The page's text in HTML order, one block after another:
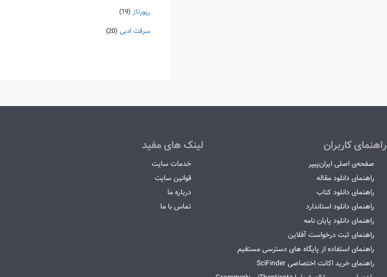
رپورتاژ (19)
سرقت ادبی (20)
راهنمای کاربران
صفحه‌ی اصلی ایران‌پیپر
راهنمای دانلود مقاله
راهنمای دانلود کتاب
راهنمای دانلود استاندارد
راهنمای دانلود پایان نامه
راهنمای ثبت درخواست آفلاین
راهنمای استفاده از پایگاه های دسترسی مستقیم
راهنمای خرید اکانت اختصاصی SciFinder
لینک های مفید
خدمات سایت
قوانین سایت
درباره ما
تماس با ما